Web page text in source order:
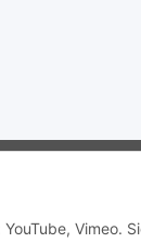
Vimeo.